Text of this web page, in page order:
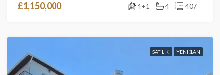
£1,150,000
4+1 4 407
SATILIK YENI İLAN